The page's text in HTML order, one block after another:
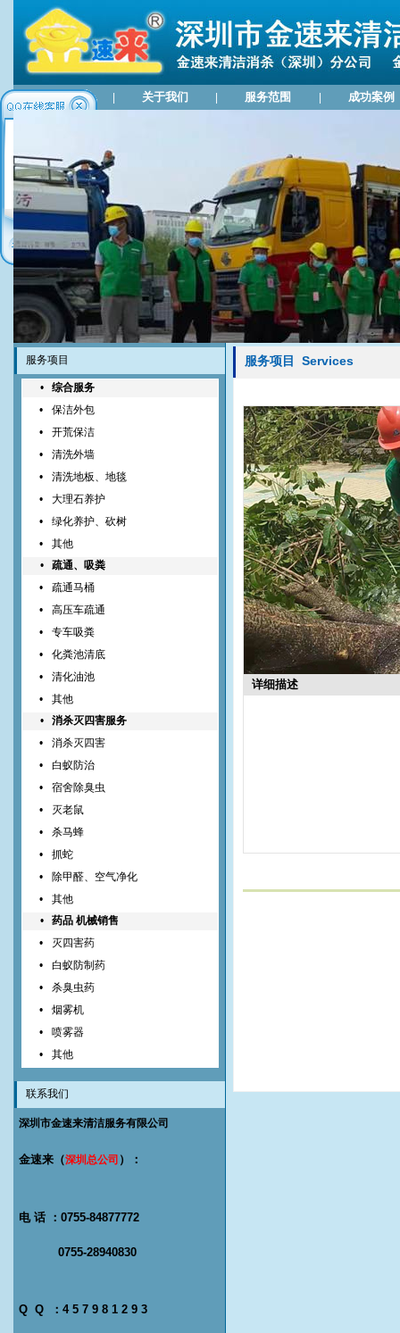
网站首页 关于我们 服务范围 成功案例
服务项目
• 综合服务
•
保洁外包
•
开荒保洁
•
清洗外墙
•
清洗地板、地毯
•
大理石养护
•
绿化养护、砍树
•
其他
• 疏通、吸粪
•
疏通马桶
•
高压车疏通
•
专车吸粪
•
化粪池清底
•
清化油池
•
其他
• 消杀灭四害服务
•
消杀灭四害
•
白蚁防治
•
宿舍除臭虫
•
灭老鼠
•
杀马蜂
•
抓蛇
•
除甲醛、空气净化
•
其他
• 药品 机械销售
•
灭四害药
•
白蚁防制药
•
杀臭虫药
•
烟雾机
•
喷雾器
•
其他
联系我们
深圳市金速来清洁服务有限公司
金速来（深圳总公司 ）：
电 话 ：0755-84877772
0755-28940830
Q Q ：4 5 7 9 8 1 2 9 3
服务项目 Services
详细描述
业务咨询